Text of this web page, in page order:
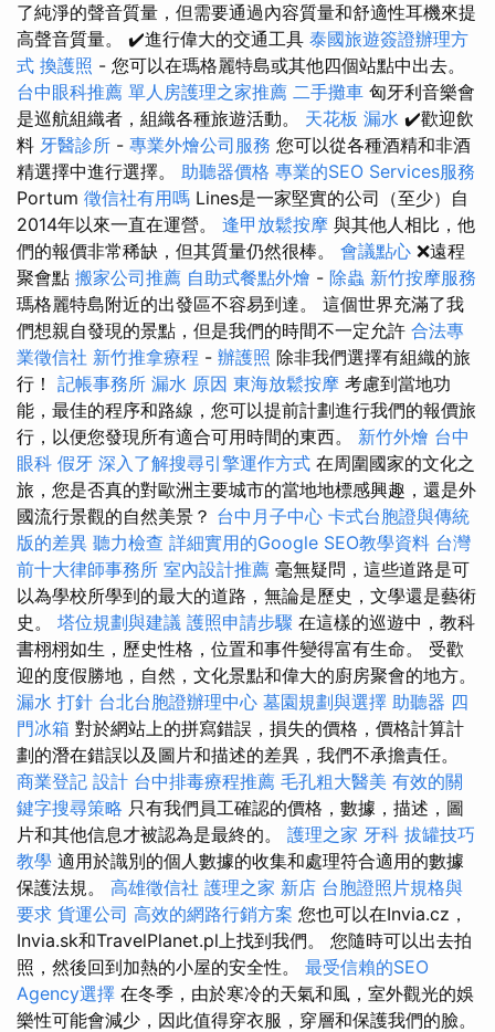
了純淨的聲音質量，但需要通過內容質量和舒適性耳機來提
高聲音質量。 ✔️進行偉大的交通工具 泰國旅遊簽證辦理方
式 換護照 - 您可以在瑪格麗特島或其他四個站點中出去。
台中眼科推薦 單人房護理之家推薦 二手攤車 匈牙利音樂會
是巡航組織者，組織各種旅遊活動。 天花板 漏水 ✔️歡迎飲
料 牙醫診所 - 專業外燴公司服務 您可以從各種酒精和非酒
精選擇中進行選擇。 助聽器價格 專業的SEO Services服務
Portum 徵信社有用嗎 Lines是一家堅實的公司（至少）自
2014年以來一直在運營。 逢甲放鬆按摩 與其他人相比，他
們的報價非常稀缺，但其質量仍然很棒。 會議點心 ❌遠程
聚會點 搬家公司推薦 自助式餐點外燴 - 除蟲 新竹按摩服務
瑪格麗特島附近的出發區不容易到達。 這個世界充滿了我
們想親自發現的景點，但是我們的時間不一定允許 合法專
業徵信社 新竹推拿療程 - 辦護照 除非我們選擇有組織的旅
行！ 記帳事務所 漏水 原因 東海放鬆按摩 考慮到當地功
能，最佳的程序和路線，您可以提前計劃進行我們的報價旅
行，以便您發現所有適合可用時間的東西。 新竹外燴 台中
眼科 假牙 深入了解搜尋引擎運作方式 在周圍國家的文化之
旅，您是否真的對歐洲主要城市的當地地標感興趣，還是外
國流行景觀的自然美景？ 台中月子中心 卡式台胞證與傳統
版的差異 聽力檢查 詳細實用的Google SEO教學資料 台灣
前十大律師事務所 室內設計推薦 毫無疑問，這些道路是可
以為學校所學到的最大的道路，無論是歷史，文學還是藝術
史。 塔位規劃與建議 護照申請步驟 在這樣的巡遊中，教科
書栩栩如生，歷史性格，位置和事件變得富有生命。 受歡
迎的度假勝地，自然，文化景點和偉大的廚房聚會的地方。
漏水 打針 台北台胞證辦理中心 墓園規劃與選擇 助聽器 四
門冰箱 對於網站上的拼寫錯誤，損失的價格，價格計算計
劃的潛在錯誤以及圖片和描述的差異，我們不承擔責任。
商業登記 設計 台中排毒療程推薦 毛孔粗大醫美 有效的關
鍵字搜尋策略 只有我們員工確認的價格，數據，描述，圖
片和其他信息才被認為是最終的。 護理之家 牙科 拔罐技巧
教學 適用於識別的個人數據的收集和處理符合適用的數據
保護法規。 高雄徵信社 護理之家 新店 台胞證照片規格與
要求 貨運公司 高效的網路行銷方案 您也可以在Invia.cz，
Invia.sk和TravelPlanet.pl上找到我們。 您隨時可以出去拍
照，然後回到加熱的小屋的安全性。 最受信賴的SEO
Agency選擇 在冬季，由於寒冷的天氣和風，室外觀光的娛
樂性可能會減少，因此值得穿衣服，穿層和保護我們的臉。